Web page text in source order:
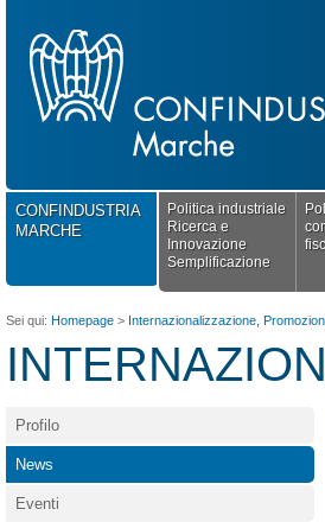
CONFINDUSTRIA
MARCHE
Politica industriale
Ricerca e
Innovazione
Semplificazione
Sei qui: Homepage > Internazionalizzazione,
Profilo
News
Eventi